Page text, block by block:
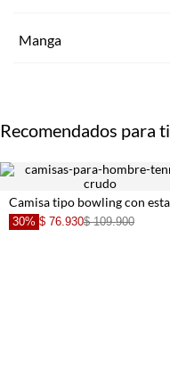
Manga
Recomendados para ti
30% $ 76.930$ 109.900